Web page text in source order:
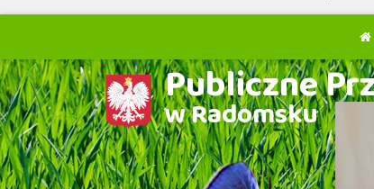
Publiczne
w Radomsku